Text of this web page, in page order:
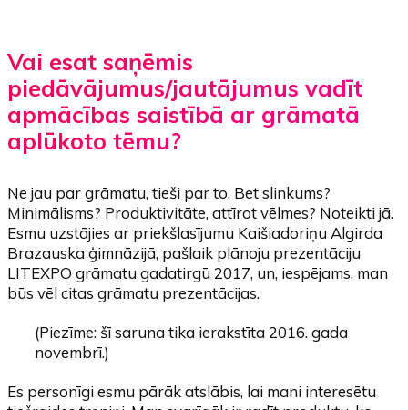
Vai esat saņēmis
piedāvājumus/jautājumus vadīt
apmācības saistībā ar grāmatā
aplūkoto tēmu?
Ne jau par grāmatu, tieši par to. Bet slinkums?
Minimālisms? Produktivitāte, attīrot vēlmes? Noteikti jā.
Esmu uzstājies ar priekšlasījumu Kaišiadoriņu Algirda
Brazauska ģimnāzijā, pašlaik plānoju prezentāciju
LITEXPO grāmatu gadatirgū 2017, un, iespējams, man
būs vēl citas grāmatu prezentācijas.
(Piezīme: šī saruna tika ierakstīta 2016. gada
novembrī.)
Es personīgi esmu pārāk atslābis, lai mani interesētu